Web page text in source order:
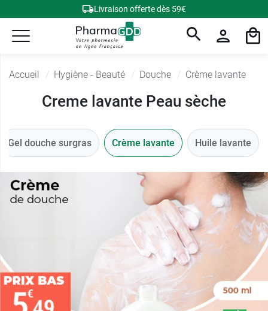
Livraison offerte dès 59€
Accueil Hygiène - Beauté Douche Crème lavante
Creme lavante Peau sèche
Gel douche surgras Crème lavante Huile lavante